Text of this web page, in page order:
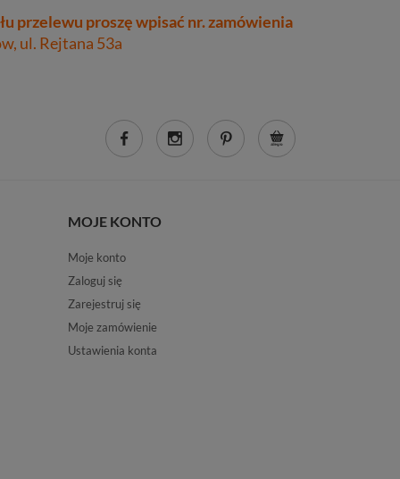
przelewu proszę wpisać nr. zamówienia
ul. Rejtana 53a
MOJE KONTO
Moje konto
Zaloguj się
Zarejestruj się
Moje zamówienie
Ustawienia konta